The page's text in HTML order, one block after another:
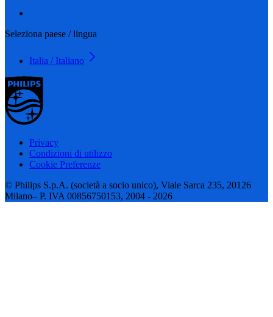
Seleziona paese / lingua
Italia / Italiano
Privacy
Condizioni di utilizzo
Cookie Preferenze
© Philips S.p.A. (società a socio unico), Viale Sarca 235, 20126
Milano– P. IVA 00856750153, 2004 - 2026